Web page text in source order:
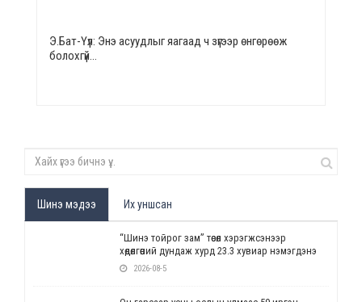
Э.Бат-Үүл: Энэ асуудлыг яагаад ч зүгээр өнгөрөөж
болохгүй…
Шинэ мэдээ Их уншсан
“Шинэ тойрог зам” төсөл хэрэгжсэнээр
хөдөлгөөний дундаж хурд 23.3 хувиар нэмэгдэнэ
2026-08-5